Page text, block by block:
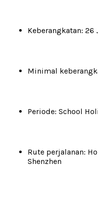
Keberangkatan: 26
Minimal
Periode: School
Rute perjalanan:
Shenzhen